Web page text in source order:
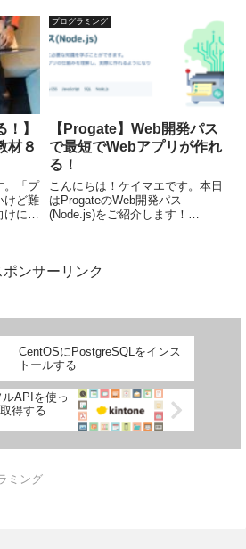
た
方
して
ストール手順をメモがてら書いて
いきます。今回はこちらのバージ
ョンになります...
！】
材８
。「プ
けど難
にプ
するか
プログラミング
【Progate】Web開発パス
で最短でWebアプリが作れ
る！
こんにちは！ケイマエです。本日
はProgateのWeb開発パス
(Node.js)をご紹介します！
順で進めれば、最短でWebアプリ
ポンサーリンク
CentOSにPostgreSQLをインス
トールする
ルAPIを使っ
得する
ミング